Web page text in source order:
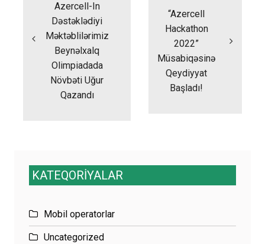
Azercell-In
Dəstəklədiyi
Məktəblilərimiz
Beynəlxalq
Olimpiadada
Növbəti Uğur
Qazandı
“Azercell
Hackathon
2022”
Müsabiqəsinə
Qeydiyyat
Başladı!
KATEQORİYALAR
Mobil operatorlar
Uncategorized